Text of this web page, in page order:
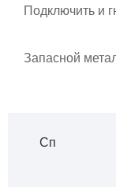
Подключить и
Запасной
Сп